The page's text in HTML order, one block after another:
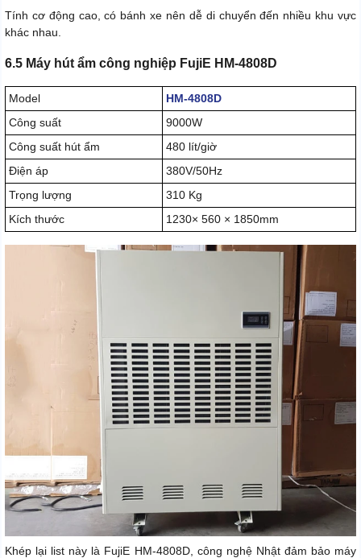
Tính cơ động cao, có bánh xe nên dễ di chuyển đến nhiều khu vực
khác nhau.
6.5 Máy hút ẩm công nghiệp FujiE HM-4808D
Model
HM-4808D
Công suất
9000W
Công suất hút ẩm
480 lít/giờ
Điện áp
380V/50Hz
Trọng lượng
310 Kg
Kích thước
1230× 560 × 1850mm
Khép lại list này là FujiE HM-4808D, công nghệ Nhật đảm bảo máy